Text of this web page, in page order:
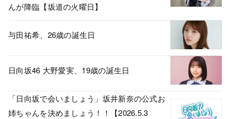
んが降臨【坂道の火曜日】
与田祐希、26歳の誕生日
日向坂46 大野愛実、19歳の誕生日
「日向坂で会いましょう」坂井新奈の公式お
姉ちゃんを決めましょう！！【2026.5.3